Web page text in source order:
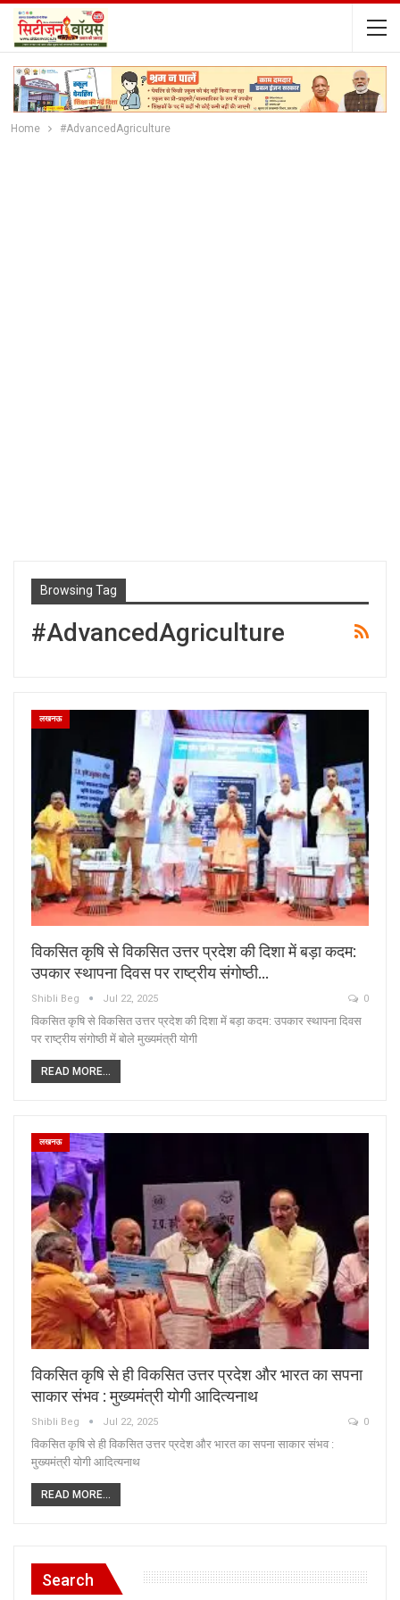
Home #AdvancedAgriculture
Browsing Tag
#AdvancedAgriculture
लखनऊ
विकसित कृषि से विकसित उत्तर प्रदेश की दिशा में बड़ा कदम:
उपकार स्थापना दिवस पर राष्ट्रीय संगोष्ठी…
Shibli Beg Jul 22, 2025 0
विकसित कृषि से विकसित उत्तर प्रदेश की दिशा में बड़ा कदम: उपकार स्थापना दिवस
पर राष्ट्रीय संगोष्ठी में बोले मुख्यमंत्री योगी
READ MORE...
लखनऊ
विकसित कृषि से ही विकसित उत्तर प्रदेश और भारत का सपना
साकार संभव : मुख्यमंत्री योगी आदित्यनाथ
Shibli Beg Jul 22, 2025 0
विकसित कृषि से ही विकसित उत्तर प्रदेश और भारत का सपना साकार संभव :
मुख्यमंत्री योगी आदित्यनाथ
READ MORE...
Search